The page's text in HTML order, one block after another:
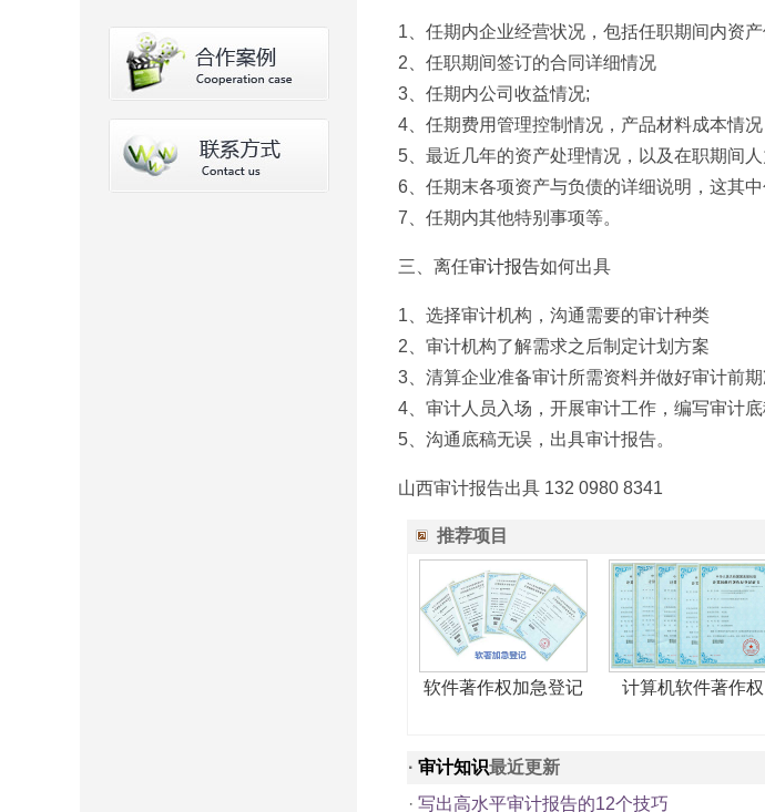
1、任期内企业经营状况，包括任职期间内资
2、任职期间签订的合同详细情况
3、任期内公司收益情况;
4、任期费用管理控制情况，产品材料成本情
5、最近几年的资产处理情况，以及在职期间
6、任期末各项资产与负债的详细说明，这其
7、任期内其他特别事项等。
三、离任审计报告如何出具
1、选择审计机构，沟通需要的审计种类
2、审计机构了解需求之后制定计划方案
3、清算企业准备审计所需资料并做好审计前
4、审计人员入场，开展审计工作，编写审计
5、沟通底稿无误，出具审计报告。
山西审计报告出具 132 0980 8341
推荐项目
软件著作权加急登记 计算机软件著作权
· 审计知识最近更新
· 写出高水平审计报告的12个技巧